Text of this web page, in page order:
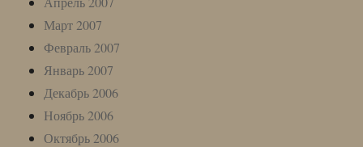
Март 2007
Февраль 2007
Январь 2007
Декабрь 2006
Ноябрь 2006
Октябрь 2006